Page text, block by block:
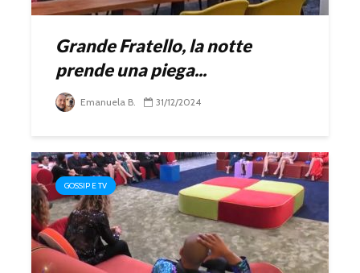
Grande Fratello, la notte
prende una piega...
Emanuela B. 31/12/2024
GOSSIP E TV